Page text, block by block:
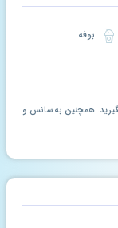
همچنین به سانس و